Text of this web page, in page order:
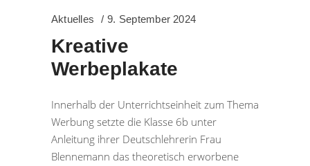
Aktuelles 9. September 2024
Kreative
Werbeplakate
Innerhalb der Unterrichtseinheit zum Thema
Werbung setzte die Klasse 6b unter
Anleitung ihrer Deutschlehrerin Frau
Blennemann das theoretisch erworbene